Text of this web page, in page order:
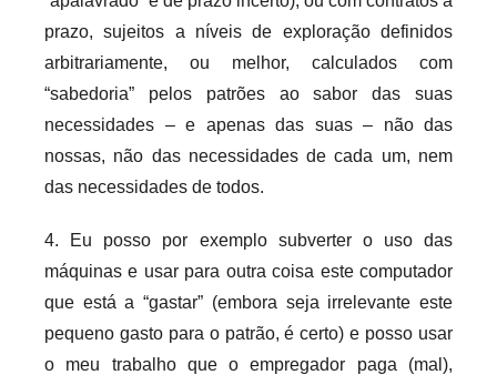
prazo, sujeitos a níveis de exploração definidos
arbitrariamente, ou melhor, calculados com
“sabedoria” pelos patrões ao sabor das suas
necessidades – e apenas das suas – não das
nossas, não das necessidades de cada um, nem
das necessidades de todos.
4. Eu posso por exemplo subverter o uso das
máquinas e usar para outra coisa este computador
que está a “gastar” (embora seja irrelevante este
pequeno gasto para o patrão, é certo) e posso usar
o meu trabalho que o empregador paga (mal),